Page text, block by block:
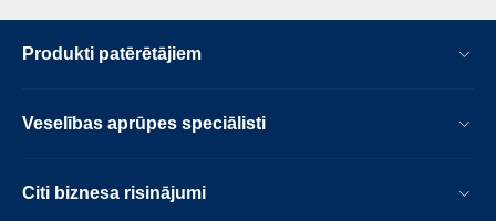
Produkti patērētājiem
Veselības aprūpes speciālisti
Citi biznesa risinājumi